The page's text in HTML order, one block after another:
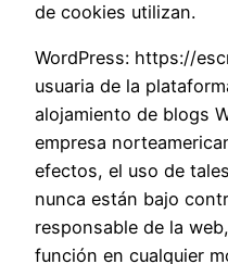
de cookies utilizan.
WordPress: https://
usuaria de la
alojamiento de blogs
empresa
efectos, el uso de
nunca están bajo
responsable de la
función en cualquier